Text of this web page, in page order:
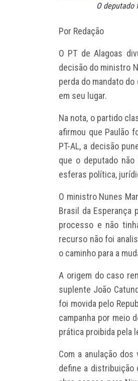
O deputado
Por Redação
O PT de Alagoas
decisão do ministro
perda do mandato
em seu lugar.
Na nota, o partido
afirmou que Paulão
PT-AL, a decisão
que o deputado
esferas política,
O ministro Nunes
Brasil da Esperança
processo e não
recurso não foi
o caminho para a
A origem do caso
suplente João
foi movida pelo
campanha por meio
prática proibida pela
Com a anulação
define a distribuição